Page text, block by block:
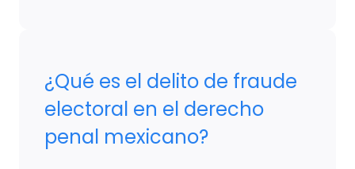
¿Qué es el delito de fraude
electoral en el derecho
penal mexicano?